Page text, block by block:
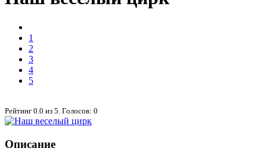
1
2
3
4
5
Рейтинг 0.0 из 5 . Голосов: 0
Описание